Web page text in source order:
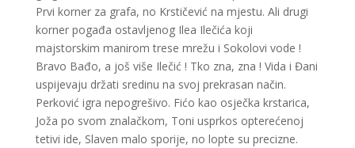
Prvi korner za grafa, no Krstičević na mjestu. Ali drugi
korner pogađa ostavljenog Ilea Ilečića koji
majstorskim manirom trese mrežu i Sokolovi vode !
Bravo Bađo, a još više Ilečić ! Tko zna, zna ! Vida i Đani
uspijevaju držati sredinu na svoj prekrasan način.
Perković igra nepogrešivo. Fićo kao osječka krstarica,
Joža po svom znalačkom, Toni usprkos opterećenoj
tetivi ide, Slaven malo sporije, no lopte su precizne.